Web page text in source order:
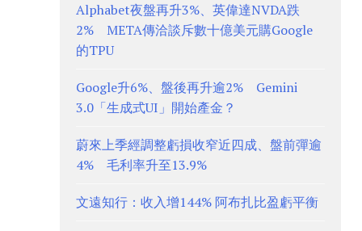
Alphabet夜盤再升3%、英偉達NVDA跌
2% META傳洽談斥數十億美元購Google
的TPU
Google升6%、盤後再升逾2% Gemini
3.0「生成式UI」開始產金？
蔚來上季經調整虧損收窄近四成、盤前彈逾
4% 毛利率升至13.9%
文遠知行：收入增144% 阿布扎比盈虧平衡